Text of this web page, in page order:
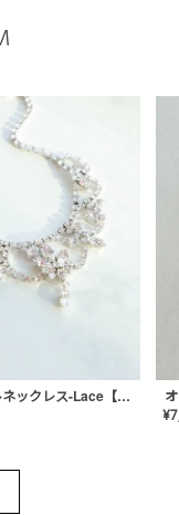
クリスタルネックレス-Lace【MA-CONL-02】
¥